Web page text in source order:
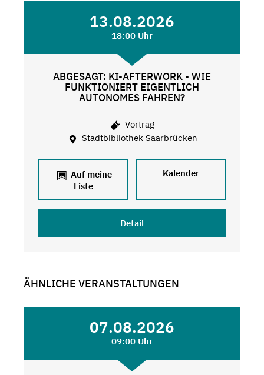
13.08.2026
18:00 Uhr
ABGESAGT: KI-AFTERWORK - WIE
FUNKTIONIERT EIGENTLICH
AUTONOMES FAHREN?
Vortrag
Stadtbibliothek Saarbrücken
Auf meine
Liste
Kalender
Detail
ÄHNLICHE VERANSTALTUNGEN
07.08.2026
09:00 Uhr